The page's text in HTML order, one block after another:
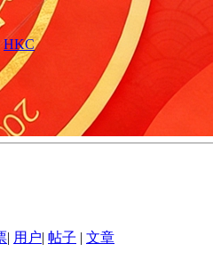
HKC
| 用户| 帖子 | 文章